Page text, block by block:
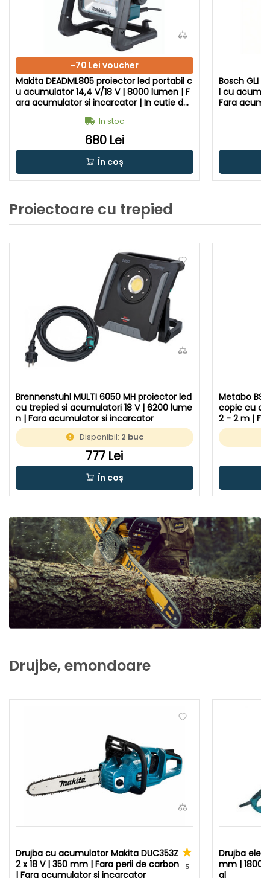
-70 Lei voucher
Makita DEADML805 proiector led portabil c
u acumulator 14,4 V/18 V | 8000 lumen | F
ara acumulator si incarcator | In cutie de
In stoc
680 Lei
În coș
Bosch GLI
l cu
Fara
Proiectoare cu trepied
Brennenstuhl MULTI 6050 MH proiector led
cu trepied si acumulatori 18 V | 6200 lume
n | Fara acumulator si incarcator
Disponibil: 2 buc
777 Lei
În coș
Metabo
copic cu
2 - 2 m |
n cutie de
Drujbe, emondoare
Drujba cu acumulator Makita DUC353Z
2 x 18 V | 350 mm | Fara perii de carbon
| Fara acumulator si incarcator
5
Drujba
mm | 1800
al